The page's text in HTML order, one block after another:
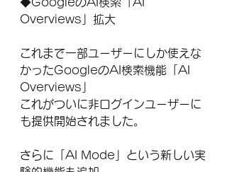
Overviews」拡大
これまで一部ユーザーにしか使えな
かったGoogleのAI検索機能「AI
Overviews」
これがついに非ログインユーザーに
も提供開始されました。
さらに「AI Mode」という新しい実